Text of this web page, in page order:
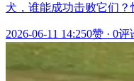
犬，谁能成功击败它们？
2026-06-11 14:250赞 · 0评